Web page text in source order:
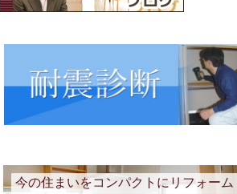
今の住まいをコンパクトにリフォーム